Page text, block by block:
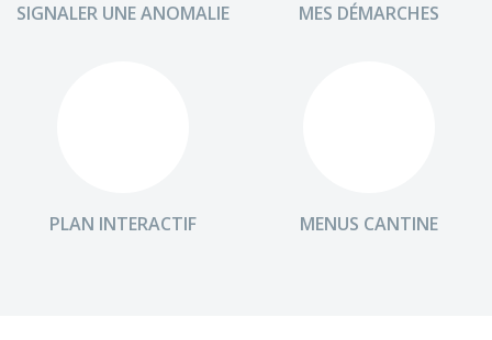
SIGNALER UNE ANOMALIE MES DÉMARCHES
PLAN INTERACTIF MENUS CANTINE